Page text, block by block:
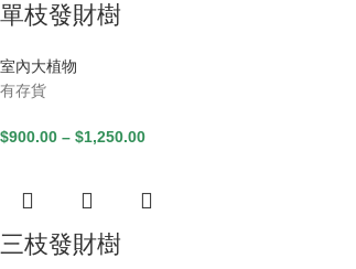
單枝發財樹
室內大植物
有存貨
$900.00 – $1,250.00
三枝發財樹